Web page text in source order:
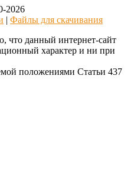
2026
| Файлы для скачивания
что данный интернет-сайт
характер и ни при
положениями Статьи 437